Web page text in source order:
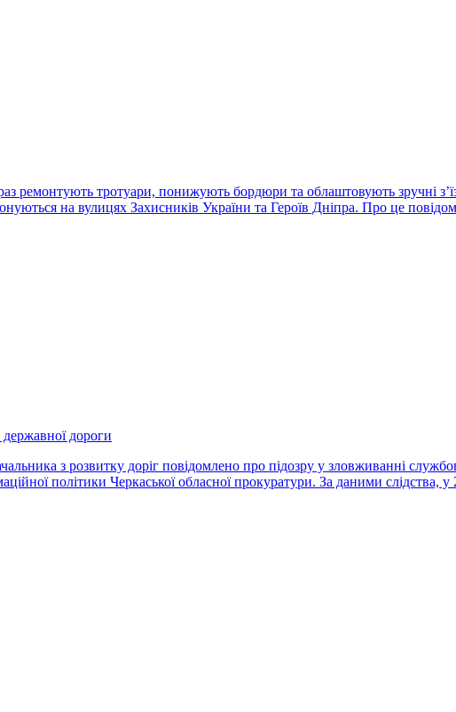
ремонтують тротуари, понижують бордюри та облаштовують зручні
на вулицях Захисників України та Героїв Дніпра. Про це
дороги
з розвитку доріг повідомлено про підозру у зловживанні
політики Черкаської обласної прокуратури. За даними слідства, у